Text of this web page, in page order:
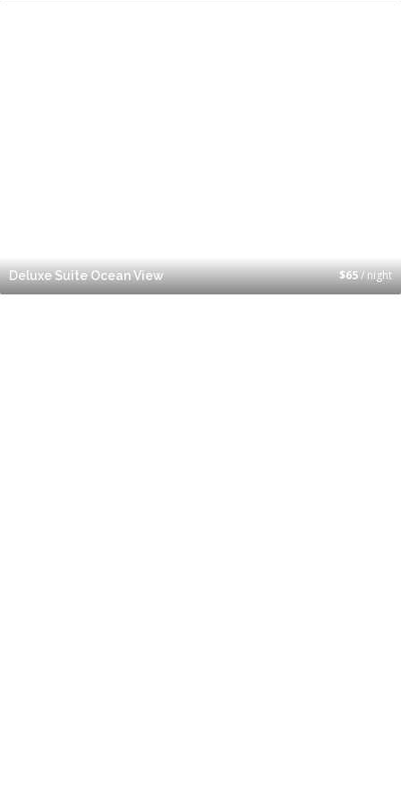
Deluxe Suite Ocean View $65/ night